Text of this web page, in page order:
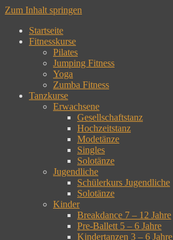
Zum Inhalt springen
Startseite
Fitnesskurse
Pilates
Jumping Fitness
Yoga
Zumba Fitness
Tanzkurse
Erwachsene
Gesellschaftstanz
Hochzeitstanz
Modetänze
Singles
Solotänze
Jugendliche
Schülerkurs Jugendliche
Solotänze
Kinder
Breakdance 7 – 12 Jahre
Pre-Ballett 5 – 6 Jahre
Kindertanzen 3 – 6 Jahre